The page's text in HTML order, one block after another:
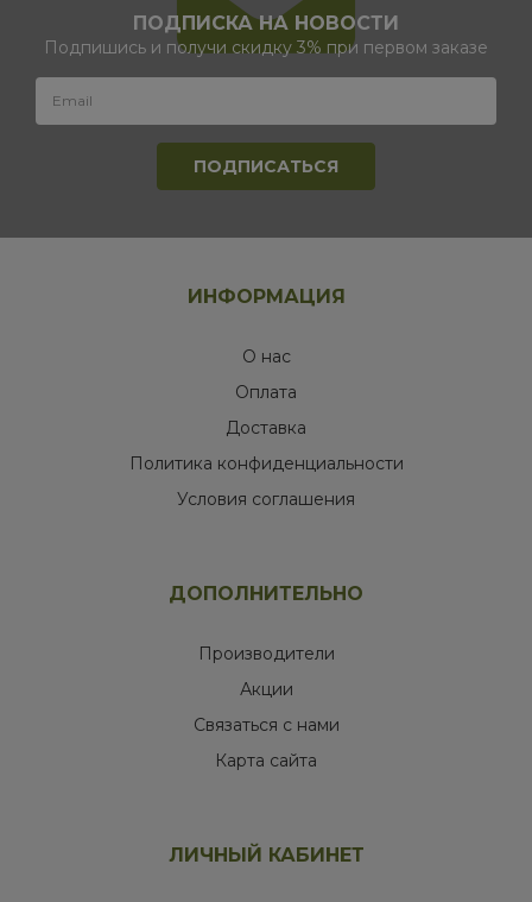
ПОДПИСКА НА НОВОСТИ
Подпишись и получи скидку 3% при первом заказе
ИНФОРМАЦИЯ
О нас
Оплата
Доставка
Политика конфиденциальности
Условия соглашения
ДОПОЛНИТЕЛЬНО
Производители
Акции
Связаться с нами
Карта сайта
ЛИЧНЫЙ КАБИНЕТ